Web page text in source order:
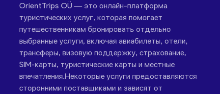
OrientTrips OÜ — это онлайн-платформа
туристических услуг, которая помогает
путешественникам бронировать отдельно
выбранные услуги, включая авиабилеты, отели,
трансферы, визовую поддержку, страхование,
SIM-карты, туристические карты и местные
впечатления.Некоторые услуги предоставляются
сторонними поставщиками и зависят от